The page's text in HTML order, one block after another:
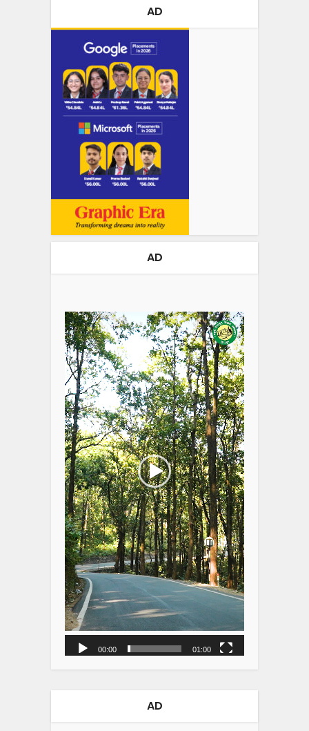
AD
AD
00:00 01:00
AD